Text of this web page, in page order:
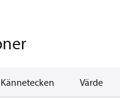
Kännetecken Värde